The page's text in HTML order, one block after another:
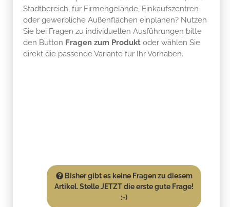
Stadtbereich, für Firmengelände, Einkaufszentren
oder gewerbliche Außenflächen einplanen? Nutzen
Sie bei Fragen zu individuellen Ausführungen bitte
den Button Fragen zum Produkt oder wählen Sie
direkt die passende Variante für Ihr Vorhaben.
Bisher gibt es keine Fragen zu diesem
Artikel. Stelle JETZT die erste gute Frage!
:-)